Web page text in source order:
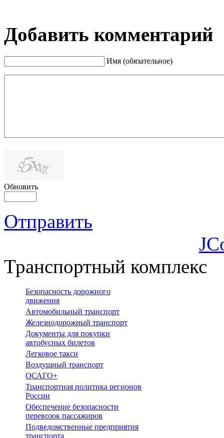
Добавить комментарий
Имя (обязательное)
Обновить
Отправить
Транспортный комплекс
Безопасность дорожного
движения
Автомобильный транспорт
Железнодорожный транспорт
Документы для покупки
автобусных билетов
Легковое такси
Воздушный транспорт
ОСАГО+
Транспортная политика регионов
России
Обеспечение безопасности
перевозок пассажиров
Подведомственные предприятия
транспорта